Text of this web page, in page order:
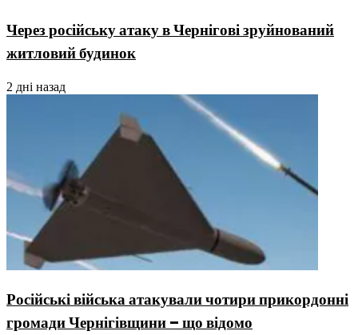
Через російську атаку в Чернігові зруйнований
житловий будинок
2 дні назад
Російські війська атакували чотири прикордонні
громади Чернігівщини – що відомо